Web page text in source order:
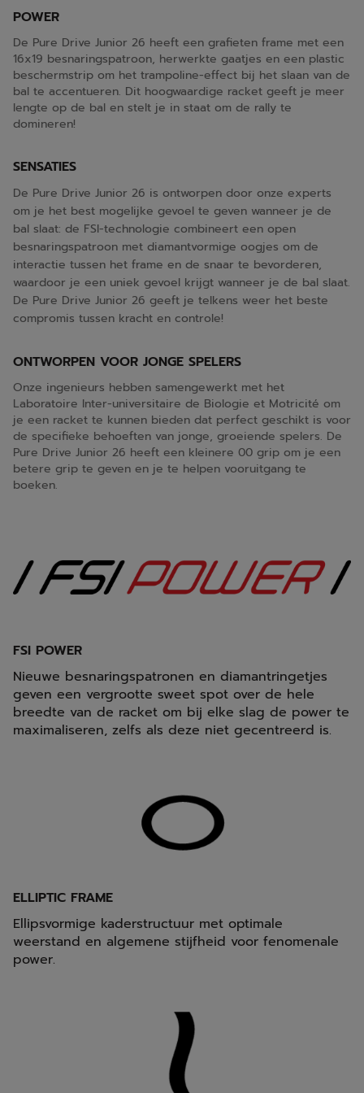
POWER
De Pure Drive Junior 26 heeft een grafieten frame met een
16x19 besnaringspatroon, herwerkte gaatjes en een plastic
beschermstrip om het trampoline-effect bij het slaan van de
bal te accentueren. Dit hoogwaardige racket geeft je meer
lengte op de bal en stelt je in staat om de rally te
domineren!
SENSATIES
De Pure Drive Junior 26 is ontworpen door onze experts
om je het best mogelijke gevoel te geven wanneer je de
bal slaat: de FSI-technologie combineert een open
besnaringspatroon met diamantvormige oogjes om de
interactie tussen het frame en de snaar te bevorderen,
waardoor je een uniek gevoel krijgt wanneer je de bal slaat.
De Pure Drive Junior 26 geeft je telkens weer het beste
compromis tussen kracht en controle!
ONTWORPEN VOOR JONGE SPELERS
Onze ingenieurs hebben samengewerkt met het
Laboratoire Inter-universitaire de Biologie et Motricité om
je een racket te kunnen bieden dat perfect geschikt is voor
de specifieke behoeften van jonge, groeiende spelers. De
Pure Drive Junior 26 heeft een kleinere 00 grip om je een
betere grip te geven en je te helpen vooruitgang te
boeken.
FSI POWER
Nieuwe besnaringspatronen en diamantringetjes
geven een vergrootte sweet spot over de hele
breedte van de racket om bij elke slag de power te
maximaliseren, zelfs als deze niet gecentreerd is.
ELLIPTIC FRAME
Ellipsvormige kaderstructuur met optimale
weerstand en algemene stijfheid voor fenomenale
power.